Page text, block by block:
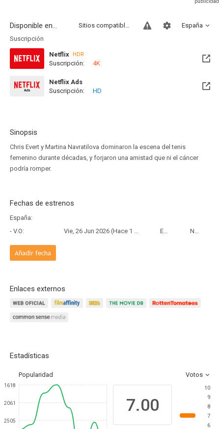
Disponible en... España
Sitios compatibles
Suscripción
Netflix HDR
Suscripción: 4K
Netflix Ads
Suscripción:
HD
Sinopsis
Chris Evert y Martina Navratilova dominaron la escena del tenis
femenino durante décadas, y forjaron una amistad que ni el cáncer
podría romper.
Fechas de estrenos
España:
- V.O:
Vie, 26 Jun 2026 (Hace 1 mes y 14 días) Estreno Netflix
Añadir fecha
Enlaces externos
Estadísticas
Popularidad Votos
1618
2061
2505
7.00
10
9
8
7
6